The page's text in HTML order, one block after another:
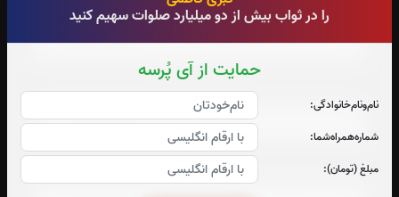
را در ثواب بیش از دو میلیارد صلوات سهیم کنید
حمایت از آی پُرسه
نام‌و‌نام‌خانوادگی:
شماره‌همراه‌شما:
مبلغ (تومان):
صوت جزء شماره 1
صوت جزء شماره 2
صوت جزء شماره 3